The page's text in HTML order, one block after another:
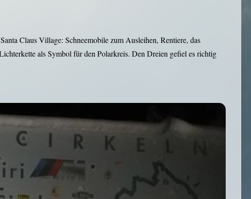
Claus Village: Schneemobile zum Ausleihen, Rentiere, das
als Symbol für den Polarkreis. Den Dreien gefiel es richtig